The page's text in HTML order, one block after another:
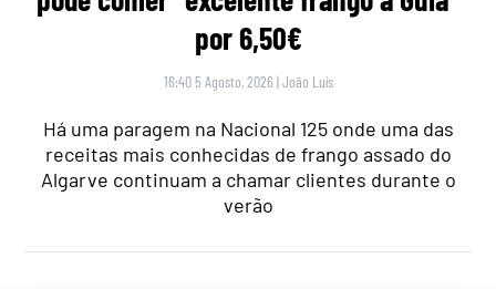
por 6,50€
16:40 5 Agosto, 2026 |João Luís
Há uma paragem na Nacional 125 onde uma das
receitas mais conhecidas de frango assado do
Algarve continuam a chamar clientes durante o
verão